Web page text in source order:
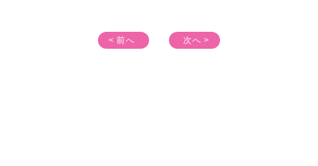
< 前へ 次へ >